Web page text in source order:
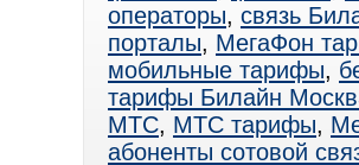
операторы, связь
порталы, МегаФон
мобильные тарифы,
тарифы Билайн
МТС, МТС тарифы,
абоненты сотовой